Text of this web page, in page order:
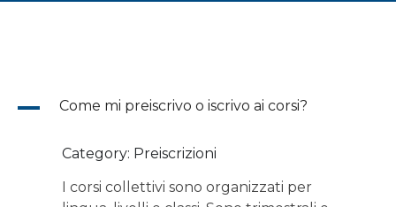
A Come mi preiscrivo o iscrivo ai corsi?
Category: Preiscrizioni
I corsi collettivi sono organizzati per